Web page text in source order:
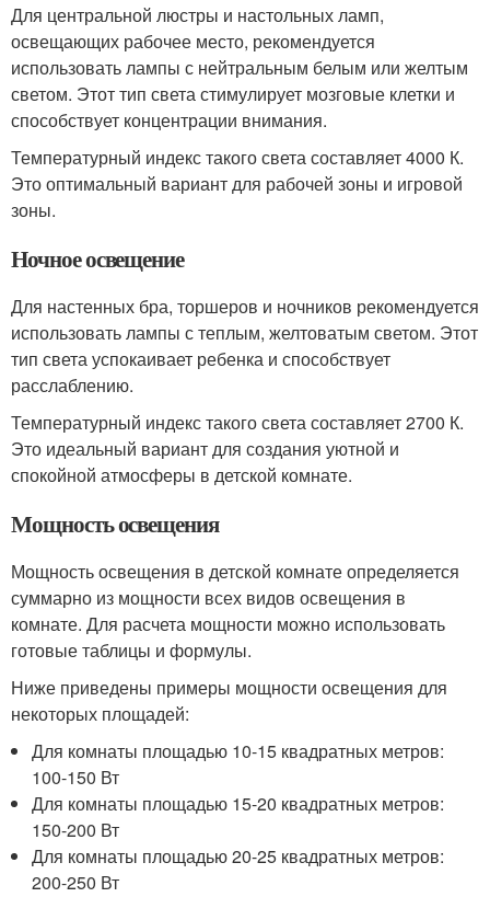
Для центральной люстры и настольных ламп,
освещающих рабочее место, рекомендуется
использовать лампы с нейтральным белым или желтым
светом. Этот тип света стимулирует мозговые клетки и
способствует концентрации внимания.
Температурный индекс такого света составляет 4000 К.
Это оптимальный вариант для рабочей зоны и игровой
зоны.
Ночное освещение
Для настенных бра, торшеров и ночников рекомендуется
использовать лампы с теплым, желтоватым светом. Этот
тип света успокаивает ребенка и способствует
расслаблению.
Температурный индекс такого света составляет 2700 К.
Это идеальный вариант для создания уютной и
спокойной атмосферы в детской комнате.
Мощность освещения
Мощность освещения в детской комнате определяется
суммарно из мощности всех видов освещения в
комнате. Для расчета мощности можно использовать
готовые таблицы и формулы.
Ниже приведены примеры мощности освещения для
некоторых площадей:
Для комнаты площадью 10-15 квадратных метров:
100-150 Вт
Для комнаты площадью 15-20 квадратных метров:
150-200 Вт
Для комнаты площадью 20-25 квадратных метров:
200-250 Вт